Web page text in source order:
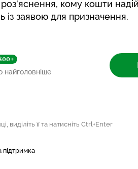
кому кошти
із заявою для призначення.
найголовніше
виділіть її та натисніть Ctrl+Enter
підтримка